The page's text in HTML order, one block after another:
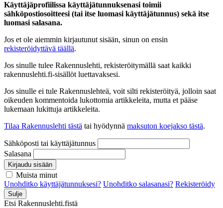
Käyttäjäprofiilissa käyttäjätunnuksenasi toimii
sähköpostiosoitteesi (tai itse luomasi käyttäjätunnus) sekä itse
luomasi salasana.
Jos et ole aiemmin kirjautunut sisään, sinun on ensin
rekisteröidyttävä täällä.
Jos sinulle tulee Rakennuslehti, rekisteröitymällä saat kaikki
rakennuslehti.fi-sisällöt luettavaksesi.
Jos sinulle ei tule Rakennuslehteä, voit silti rekisteröityä, jolloin saat
oikeuden kommentoida lukottomia artikkeleita, mutta et pääse
lukemaan lukittuja artikkeleita.
Tilaa Rakennuslehti tästä tai hyödynnä maksuton koejakso tästä.
Sähköposti tai käyttäjätunnus
Salasana
Kirjaudu sisään
Muista minut
Unohditko käyttäjätunnuksesi? Unohditko salasanasi? Rekisteröidy
Sulje
Etsi Rakennuslehti.fistä